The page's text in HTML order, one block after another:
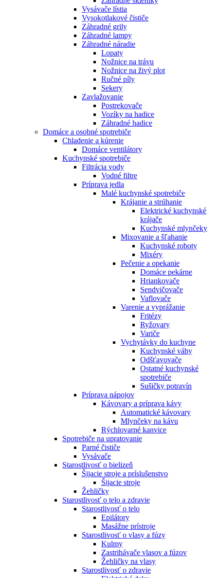
Vysávače lístia
Vysokotlakové čističe
Záhradné grily
Záhradné lampy
Záhradné náradie
Lopaty
Nožnice na trávu
Nožnice na živý plot
Ručné píly
Sekery
Zavlažovanie
Postrekovače
Vozíky na hadice
Záhradné hadice
Domáce a osobné spotrebiče
Chladenie a kúrenie
Domáce ventilátory
Kuchynské spotrebiče
Filtrácia vody
Vodné filtre
Príprava jedla
Malé kuchynské spotrebiče
Krájanie a strúhanie
Elektrické kuchynské
krájače
Kuchynské mlynčeky
Mixovanie a šľahanie
Kuchynské roboty
Mixéry
Pečenie a opekanie
Domáce pekárne
Hriankovače
Sendvičovače
Vaflovače
Varenie a vyprážanie
Fritézy
Ryžovary
Variče
Vychytávky do kuchyne
Kuchynské váhy
Odšťavovače
Ostatné kuchynské
spotrebiče
Sušičky potravín
Príprava nápojov
Kávovary a príprava kávy
Automatické kávovary
Mlynčeky na kávu
Rýchlovarné kanvice
Spotrebiče na upratovanie
Parné čističe
Vysávače
Starostlivosť o bielizeň
Šijacie stroje a príslušenstvo
Šijacie stroje
Žehličky
Starostlivosť o telo a zdravie
Starostlivosť o telo
Epilátory
Masážne prístroje
Starostlivosť o vlasy a fúzy
Kulmy
Zastrihávače vlasov a fúzov
Žehličky na vlasy
Starostlivosť o zdravie